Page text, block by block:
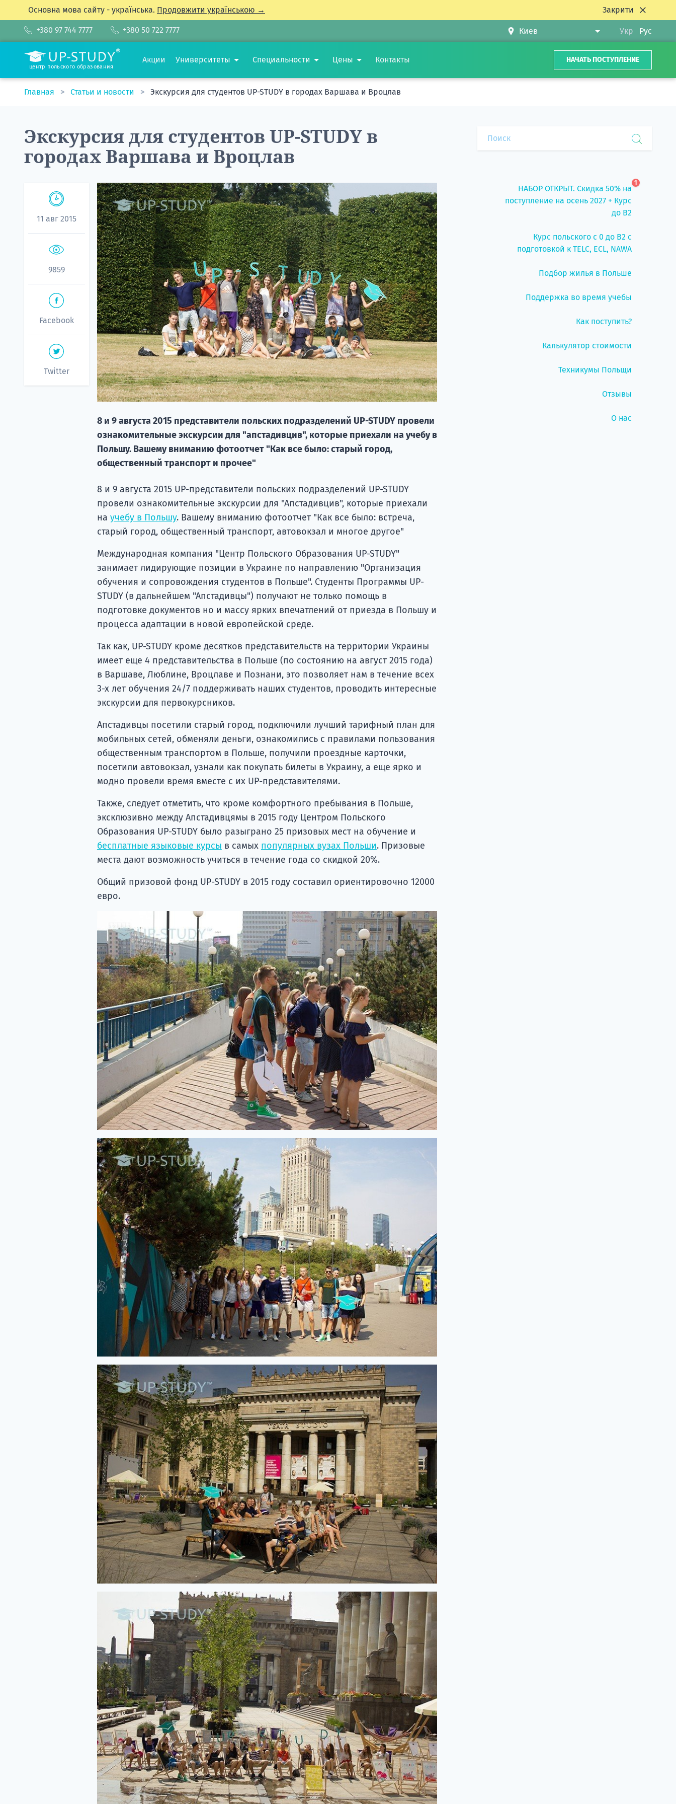
Основна мова сайту - українська. Продовжити українською → Закрити
+380 97 744 7777 +380 50 722 7777 Укр Рус
центр польского образования
Акции Университеты Специальности Цены Контакты НАЧАТЬ ПОСТУПЛЕНИЕ
Главная Статьи и новости Экскурсия для студентов UP-STUDY в городах Варшава и Вроцлав
Экскурсия для студентов UP-STUDY в
городах Варшава и Вроцлав
11 авг 2015
9859
Facebook
Twitter
8 и 9 августа 2015 представители польских подразделений UP-STUDY провели
ознакомительные экскурсии для "апстадивцив", которые приехали на учебу в
Польшу. Вашему вниманию фотоотчет "Как все было: старый город,
общественный транспорт и прочее"
8 и 9 августа 2015 UP-представители польских подразделений UP-STUDY
провели ознакомительные экскурсии для "Апстадивцив", которые приехали
на учебу в Польшу. Вашему вниманию фотоотчет "Как все было: встреча,
старый город, общественный транспорт, автовокзал и многое другое"
Международная компания "Центр Польского Образования UP-STUDY"
занимает лидирующие позиции в Украине по направлению "Организация
обучения и сопровождения студентов в Польше". Студенты Программы UP-
STUDY (в дальнейшем "Апстадивцы") получают не только помощь в
подготовке документов но и массу ярких впечатлений от приезда в Польшу и
процесса адаптации в новой европейской среде.
Так как, UP-STUDY кроме десятков представительств на территории Украины
имеет еще 4 представительства в Польше (по состоянию на август 2015 года)
в Варшаве, Люблине, Вроцлаве и Познани, это позволяет нам в течение всех
3-х лет обучения 24/7 поддерживать наших студентов, проводить интересные
экскурсии для первокурсников.
Апстадивцы посетили старый город, подключили лучший тарифный план для
мобильных сетей, обменяли деньги, ознакомились с правилами пользования
общественным транспортом в Польше, получили проездные карточки,
посетили автовокзал, узнали как покупать билеты в Украину, а еще ярко и
модно провели время вместе с их UP-представителями.
Также, следует отметить, что кроме комфортного пребывания в Польше,
эксклюзивно между Апстадивцямы в 2015 году Центром Польского
Образования UP-STUDY было разыграно 25 призовых мест на обучение и
бесплатные языковые курсы в самых популярных вузах Польши. Призовые
места дают возможность учиться в течение года со скидкой 20%.
Общий призовой фонд UP-STUDY в 2015 году составил ориентировочно 12000
евро.
НАБОР ОТКРЫТ. Скидка 50% на
поступление на осень 2027 + Курс
до B2
1
Курс польского с 0 до B2 с
подготовкой к TELC, ECL, NAWA
Подбор жилья в Польше
Поддержка во время учебы
Как поступить?
Калькулятор стоимости
Техникумы Польщи
Отзывы
О нас